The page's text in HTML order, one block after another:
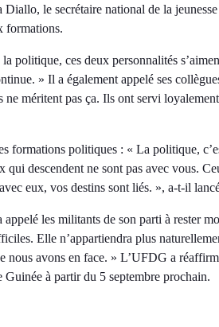
le secrétaire national de la
formations.
politique, ces deux personnalités
» Il a également appelé ses
méritent pas ça. Ils ont servi
formations politiques : « La politique,
qui descendent ne sont pas avec vous.
eux, vos destins sont liés. », a-t-il
les militants de son parti à rester
Elle n’appartiendra plus
nous avons en face. » L’UFDG a
à partir du 5 septembre prochain.